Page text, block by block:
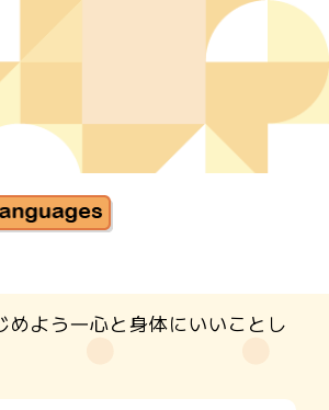
よう―心と身体にいいことし